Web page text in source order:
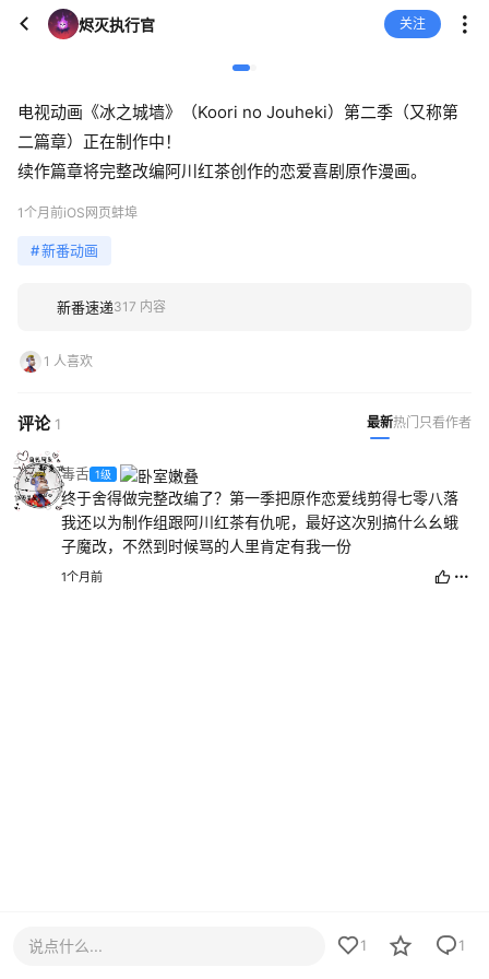
烬灭执行官 关注
电视动画《冰之城墙》（Koori no Jouheki）第二季（又称第
二篇章）正在制作中！
续作篇章将完整改编阿川红茶创作的恋爱喜剧原作漫画。
1个月前iOS网页蚌埠
#新番动画
新番速递317 内容
1 人喜欢
评论 1 最新热门 只看作者
毒舌 1级
终于舍得做完整改编了？第一季把原作恋爱线剪得七零八落
我还以为制作组跟阿川红茶有仇呢，最好这次别搞什么幺蛾
子魔改，不然到时候骂的人里肯定有我一份
1个月前
说点什么... 1 1